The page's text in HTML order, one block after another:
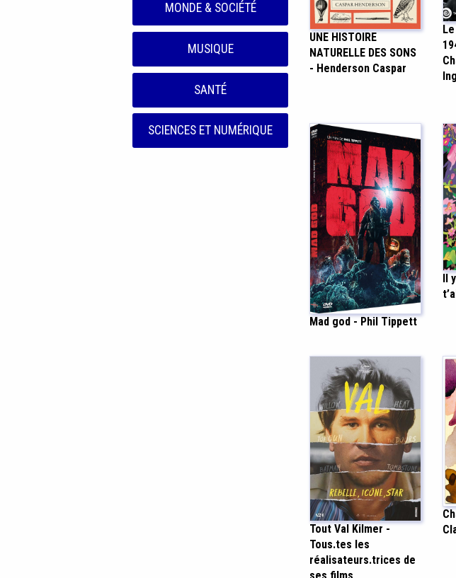
MONDE & SOCIÉTÉ
MUSIQUE
SANTÉ
SCIENCES ET NUMÉRIQUE
UNE HISTOIRE
NATURELLE DES SONS
- Henderson Caspar
Mad god - Phil Tippett
Il
Tout Val Kilmer -
Tous.tes les
réalisateurs.trices de